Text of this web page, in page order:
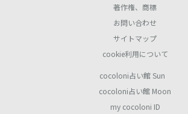
著作権、商標
お問い合わせ
サイトマップ
cookie利用について
cocoloni占い館 Sun
cocoloni占い館 Moon
my cocoloni ID